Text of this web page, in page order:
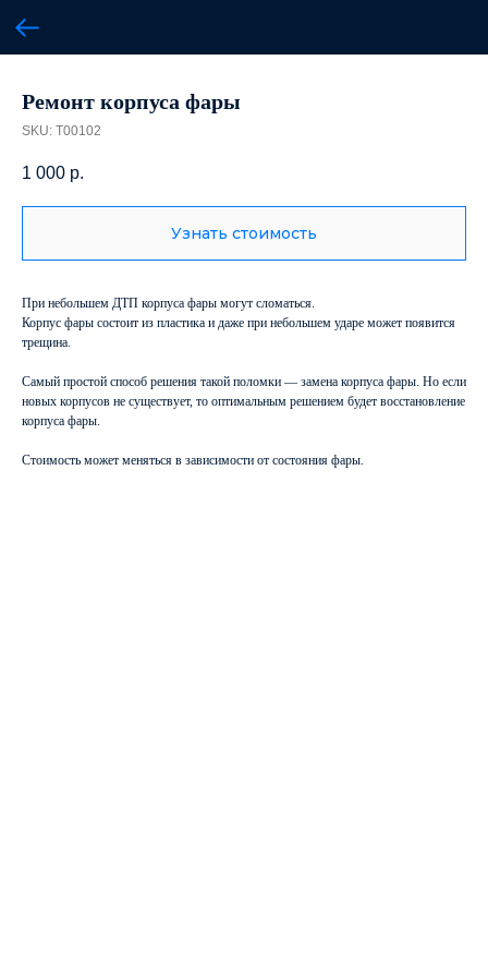
Ремонт корпуса фары
SKU: T00102
1 000 р.
Узнать стоимость
При небольшем ДТП корпуса фары могут сломаться.
Корпус фары состоит из пластика и даже при небольшем ударе может появится
трещина.
Самый простой способ решения такой поломки — замена корпуса фары. Но если
новых корпусов не существует, то оптимальным решением будет восстановление
корпуса фары.
Стоимость может меняться в зависимости от состояния фары.